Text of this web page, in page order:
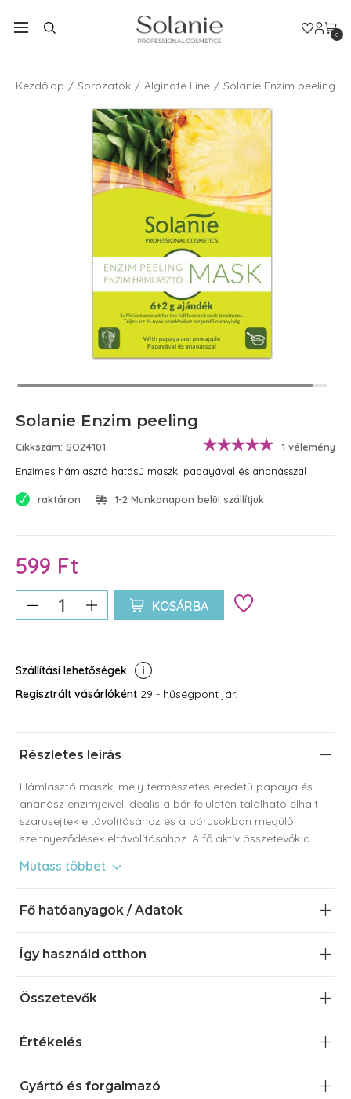
0
Kezdőlap Sorozatok Alginate Line Solanie Enzim peeling
Részletes leírás
Hámlasztó maszk, mely természetes eredetű papaya és
ananász enzimjeivel ideális a bőr felületén található elhalt
szarusejtek eltávolításához és a pórusokban megülő
szennyeződések eltávolításához. A fő aktív összetevők a
összetartó fehérje kötéseket, melyekkel a bőr
hatásnak köszönhetően nem csak a bőr tisztul meg, hanem
Hatékonan tisztítja meg a bőrfelszínt az elhalt
Hámlasztó hatásával stimulája a bőrmegújító
folyamatokat
Simítja a bőrfelszínt
Mutass többet
Fő hatóanyagok / Adatok
Így használd otthon
Összetevők
Értékelés
Gyártó és forgalmazó
Solanie Enzim peeling
Cikkszám: SO24101
1 vélemény
Enzimes hámlasztó hatású maszk, papayával és ananásszal
raktáron 1-2 Munkanapon belül szállítjuk
599 Ft
KOSÁRBA
Szállítási lehetőségek
Regisztrált vásárlóként 29 - hűségpont jár.